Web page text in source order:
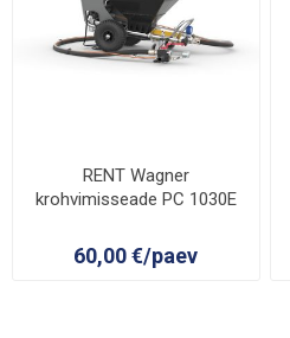
RENT Wagner
krohvimisseade PC 1030E
60,00 €/paev